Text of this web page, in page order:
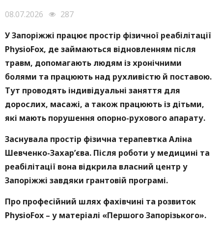
08.07.2026
287
У Запоріжжі працює простір фізичної реабілітації
PhysioFox, де займаються відновленням після
травм, допомагають людям із хронічними
болями та працюють над рухливістю й поставою.
Тут проводять індивідуальні заняття для
дорослих, масажі, а також працюють із дітьми,
які мають порушення опорно-рухового апарату.
Заснувала простір фізична терапевтка Алiна
Шевченко-Захар’єва. Після роботи у медицині та
реабілітації вона відкрила власний центр у
Запоріжжі завдяки грантовій програмі.
Про професійний шлях фахівчині та розвиток
PhysioFox – у матеріалі «Першого Запорізького».